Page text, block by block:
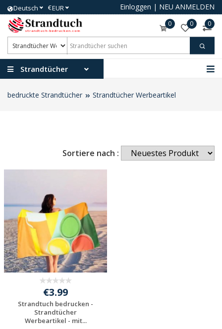
Deutsch €EUR Einloggen | NEU ANMELDEN
0 0 0
Strandtücher
bedruckte Strandtücher Strandtücher Werbeartikel
Sortiere nach :
€3.99
Strandtuch bedrucken -
Strandtücher
Werbeartikel - mit...